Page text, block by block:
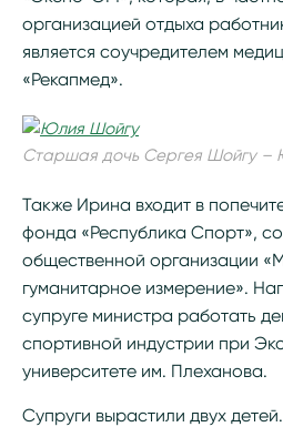
организацией отдыха
является соучредителем
«Рекапмед».
Старшая дочь Сергея Шойгу –
Также Ирина входит в
фонда «Республика Спорт»,
общественной организации
гуманитарное измерение».
супруге министра работать
спортивной индустрии при
университете им. Плеханова.
Супруги вырастили двух